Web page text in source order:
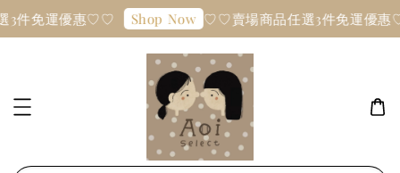
件免運優惠♡♡ Shop Now ♡♡賣場商品任選3件免運優惠